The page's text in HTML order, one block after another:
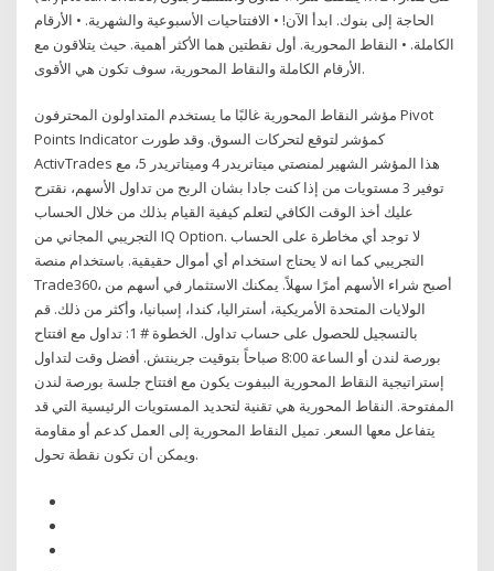
الحاجة إلى بنوك. ابدأ الآن! • الافتتاحيات الأسبوعية والشهرية. • الأرقام
الكاملة. • النقاط المحورية. أول نقطتين هما الأكثر أهمية. حيث يتلاقون مع
الأرقام الكاملة والنقاط المحورية، سوف تكون هي الأقوى.
مؤشر النقاط المحورية غالبًا ما يستخدم المتداولون المحترفون Pivot
Points Indicator كمؤشر لتوقع لتحركات السوق. وقد طورت
ActivTrades هذا المؤشر الشهير لمنصتي ميتاتريدر 4 وميتاتريدر 5، مع
توفير 3 مستويات من إذا كنت جادا بشان الربح من تداول الأسهم، نقترح
عليك أخذ الوقت الكافي لتعلم كيفية القيام بذلك من خلال الحساب
التجريبي المجاني من IQ Option. لا توجد أي مخاطرة على الحساب
التجريبي كما انه لا يحتاج استخدام أي أموال حقيقية. باستخدام منصة
Trade360، أصبح شراء الأسهم أمرًا سهلاً. يمكنك الاستثمار في أسهم من
الولايات المتحدة الأمريكية، أستراليا، كندا، إسبانيا، وأكثر من ذلك. قم
بالتسجيل للحصول على حساب تداول. الخطوة # 1: تداول مع افتتاح
بورصة لندن أو الساعة 8:00 صباحاً بتوقيت جرينتش. أفضل وقت لتداول
إستراتيجية النقاط المحورية البيفوت يكون مع افتتاح جلسة بورصة لندن
المفتوحة. النقاط المحورية هي تقنية لتحديد المستويات الرئيسية التي قد
يتفاعل معها السعر. تميل النقاط المحورية إلى العمل كدعم أو مقاومة
ويمكن أن تكون نقطة تحول.